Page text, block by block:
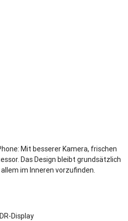
Mit besserer Kamera, frischen
Das Design bleibt grundsätzlich
im Inneren vorzufinden.
Display